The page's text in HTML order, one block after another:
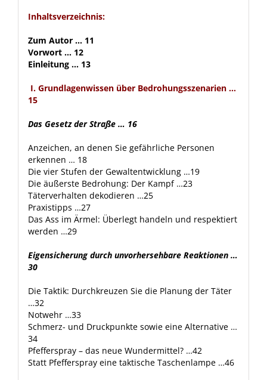
Inhaltsverzeichnis:
Zum Autor … 11
Vorwort … 12
Einleitung … 13
I. Grundlagenwissen über Bedrohungsszenarien …
15
Das Gesetz der Straße … 16
Anzeichen, an denen Sie gefährliche Personen
erkennen … 18
Die vier Stufen der Gewaltentwicklung …19
Die äußerste Bedrohung: Der Kampf …23
Täterverhalten dekodieren …25
Praxistipps …27
Das Ass im Ärmel: Überlegt handeln und respektiert
werden …29
Eigensicherung durch unvorhersehbare Reaktionen …
30
Die Taktik: Durchkreuzen Sie die Planung der Täter
…32
Notwehr …33
Schmerz- und Druckpunkte sowie eine Alternative …
34
Pfefferspray – das neue Wundermittel? …42
Statt Pfefferspray eine taktische Taschenlampe …46